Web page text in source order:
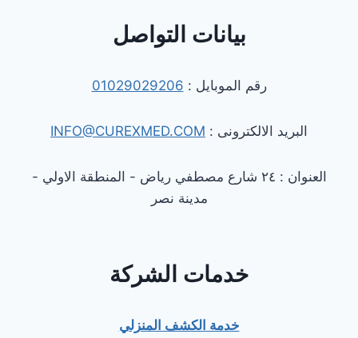
بيانات التواصل
رقم الموبايل : 01029029206
البريد الالكترونى : INFO@CUREXMED.COM
العنوان : ٢٤ شارع مصطفي رياض - المنطقة الاولي -
مدينة نصر
خدمات الشركة
خدمة الكشف المنزلي